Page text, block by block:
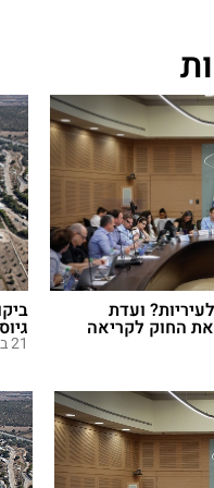
יתר של פי 3: מקורות הגדילה את
21 ביוני 2026